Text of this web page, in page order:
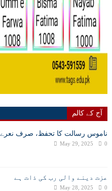
آج کے کالم
ناموس رسالت کا تحفظ، صرف نعرے
May 29, 2025 0
عزت دینے والی رب کی ذات ہے
May 28, 2025 0